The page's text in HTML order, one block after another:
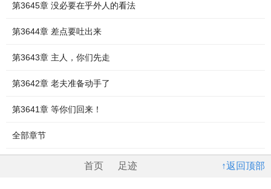
第3645章 没必要在乎外人的看法
第3644章 差点要吐出来
第3643章 主人，你们先走
第3642章 老夫准备动手了
第3641章 等你们回来！
全部章节
↑返回顶部
首页 足迹